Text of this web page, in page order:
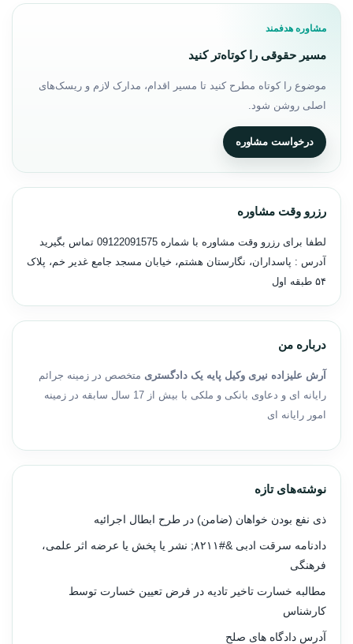
مشاوره هدفمند
مسیر حقوقی را کوتاه‌تر کنید
موضوع را کوتاه مطرح کنید تا مسیر اقدام، مدارک لازم و ریسک‌های
اصلی روشن شود.
درخواست مشاوره
رزرو وقت مشاوره
لطفا برای رزرو وقت مشاوره با شماره 09122091575 تماس بگیرید
آدرس : پاسداران، نگارستان هشتم، خیابان مسجد جامع غدیر خم، پلاک
۵۴ طبقه اول
درباره من
آرش علیزاده نیری وکیل پایه یک دادگستری متخصص در زمینه جرائم
رایانه ای و دعاوی بانکی و ملکی با بیش از 17 سال سابقه در زمینه
امور رایانه ای
نوشته‌های تازه
ذی نفع بودن خواهان (ضامن) در طرح ابطال اجرائیه
دادنامه سرقت ادبی &#۸۲۱۱; نشر یا پخش یا عرضه اثر علمی،
فرهنگی
مطالبه خسارت تاخیر تادیه در فرض تعیین خسارت توسط
کارشناس
آدرس دادگاه های صلح